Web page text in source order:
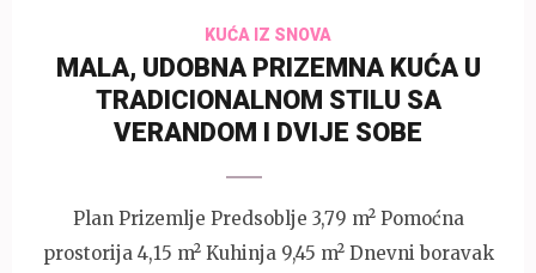
KUĆA IZ SNOVA
MALA, UDOBNA PRIZEMNA KUĆA U
TRADICIONALNOM STILU SA
VERANDOM I DVIJE SOBE
Plan Prizemlje Predsoblje 3,79 m² Pomoćna
prostorija 4,15 m² Kuhinja 9,45 m² Dnevni boravak